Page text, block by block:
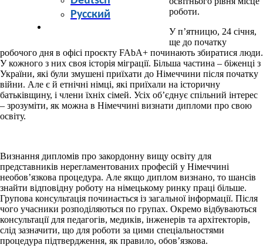
Русский
роботи.
У п’ятницю, 24 січня,
ще до початку
робочого дня в офісі проєкту FAbA+ починають збиратися люди.
У кожного з них своя історія міграції. Більша частина – біженці з
України, які були змушені приїхати до Німеччини після початку
війни. Але є й етнічні німці, які приїхали на історичну
батьківщину, і члени їхніх сімей. Усіх об’єднує спільний інтерес
– зрозуміти, як можна в Німеччині визнати дипломи про свою
освіту.
Визнання дипломів про закордонну вищу освіту для
представників нерегламентованих професій у Німеччині
необов’язкова процедура. Але якщо диплом визнано, то шансів
знайти відповідну роботу на німецькому ринку праці більше.
Групова консультація починається із загальної інформації. Після
чого учасники розподіляються по групах. Окремо відбуваються
консультації для педагогів, медиків, інженерів та архітекторів,
слід зазначити, що для роботи за цими спеціальностями
процедура підтвердження, як правило, обов’язкова.